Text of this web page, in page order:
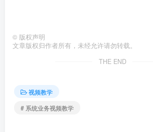
© 版权声明
文章版权归作者所有，未经允许请勿转载。
THE END
视频教学
# 系统业务视频教学